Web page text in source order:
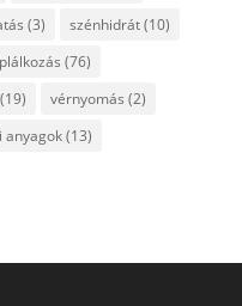
(3) szénhidrát(10)
(76)
vérnyomás (2)
anyagok(13)